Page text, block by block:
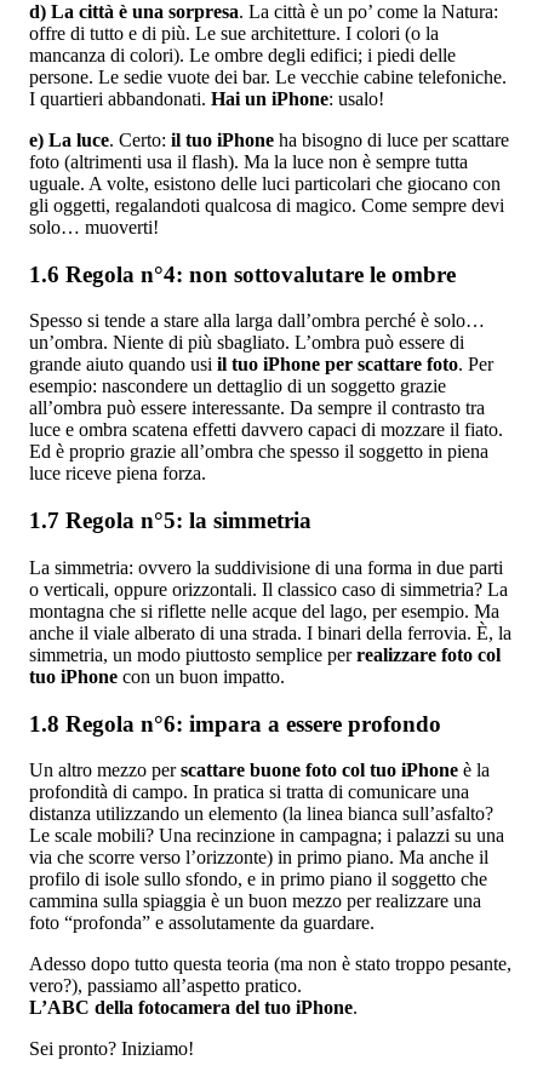
d) La città è una sorpresa. La città è un po’ come la Natura:
offre di tutto e di più. Le sue architetture. I colori (o la
mancanza di colori). Le ombre degli edifici; i piedi delle
persone. Le sedie vuote dei bar. Le vecchie cabine telefoniche.
I quartieri abbandonati. Hai un iPhone: usalo!
e) La luce. Certo: il tuo iPhone ha bisogno di luce per scattare
foto (altrimenti usa il flash). Ma la luce non è sempre tutta
uguale. A volte, esistono delle luci particolari che giocano con
gli oggetti, regalandoti qualcosa di magico. Come sempre devi
solo… muoverti!
1.6 Regola n°4: non sottovalutare le ombre
Spesso si tende a stare alla larga dall’ombra perché è solo…
un’ombra. Niente di più sbagliato. L’ombra può essere di
grande aiuto quando usi il tuo iPhone per scattare foto. Per
esempio: nascondere un dettaglio di un soggetto grazie
all’ombra può essere interessante. Da sempre il contrasto tra
luce e ombra scatena effetti davvero capaci di mozzare il fiato.
Ed è proprio grazie all’ombra che spesso il soggetto in piena
luce riceve piena forza.
1.7 Regola n°5: la simmetria
La simmetria: ovvero la suddivisione di una forma in due parti
o verticali, oppure orizzontali. Il classico caso di simmetria? La
montagna che si riflette nelle acque del lago, per esempio. Ma
anche il viale alberato di una strada. I binari della ferrovia. È, la
simmetria, un modo piuttosto semplice perrealizzare foto col
tuo iPhone con un buon impatto.
1.8 Regola n°6: impara a essere profondo
Un altro mezzo perscattare buone foto col tuo iPhone è la
profondità di campo. In pratica si tratta di comunicare una
distanza utilizzando un elemento (la linea bianca sull’asfalto?
Le scale mobili? Una recinzione in campagna; i palazzi su una
via che scorre verso l’orizzonte) in primo piano. Ma anche il
profilo di isole sullo sfondo, e in primo piano il soggetto che
cammina sulla spiaggia è un buon mezzo per realizzare una
foto “profonda” e assolutamente da guardare.
Adesso dopo tutto questa teoria (ma non è stato troppo pesante,
vero?), passiamo all’aspetto pratico.
L’ABC della fotocamera del tuo iPhone.
Sei pronto? Iniziamo!